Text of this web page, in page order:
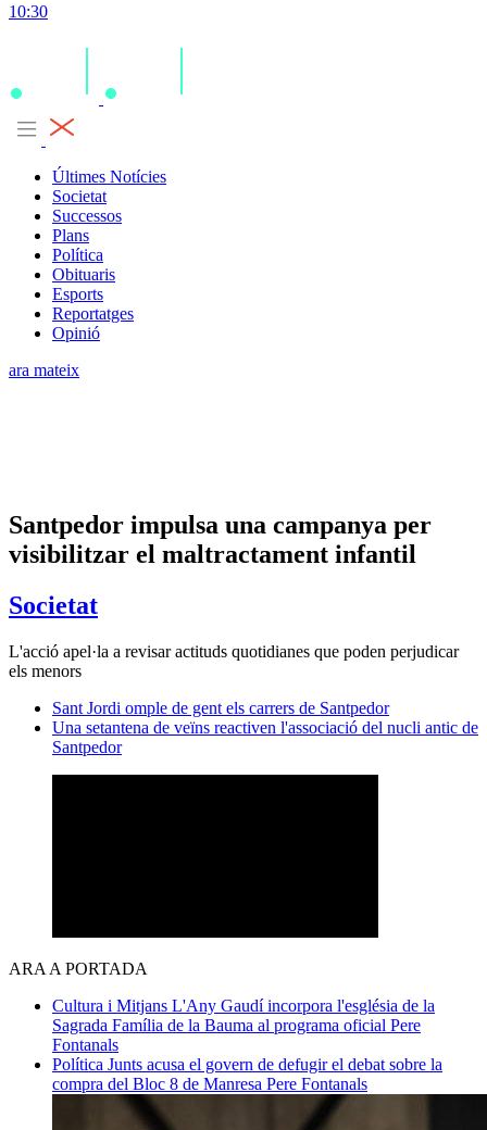
10:30
Últimes Notícies
Societat
Successos
Plans
Política
Obituaris
Esports
Reportatges
Opinió
ara mateix
Santpedor impulsa una campanya per
visibilitzar el maltractament infantil
Societat
L'acció apel·la a revisar actituds quotidianes que poden perjudicar
els menors
Sant Jordi omple de gent els carrers de Santpedor
Una setantena de veïns reactiven l'associació del nucli antic de
Santpedor
ARA A PORTADA
Cultura i Mitjans L'Any Gaudí incorpora l'església de la
Sagrada Família de la Bauma al programa oficial Pere
Fontanals
Política Junts acusa el govern de defugir el debat sobre la
compra del Bloc 8 de Manresa Pere Fontanals